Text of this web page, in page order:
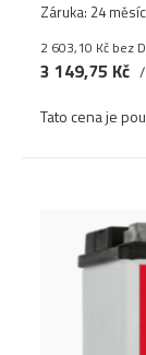
Záruka: 24
2 603,10 Kč bez
3 149,75 Kč
Tato cena je